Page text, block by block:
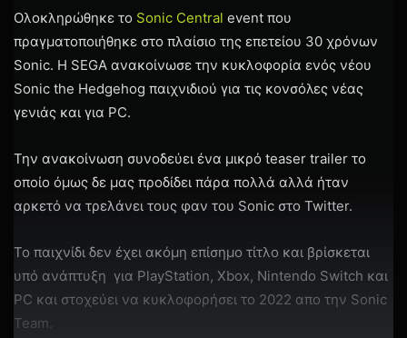
Ολοκληρώθηκε το Sonic Central event που
πραγματοποιήθηκε στο πλαίσιο της επετείου 30 χρόνων
Sonic. H SEGA ανακοίνωσε την κυκλοφορία ενός νέου
Sonic the Hedgehog παιχνιδιού για τις κονσόλες νέας
γενιάς και για PC.
Την ανακοίνωση συνοδεύει ένα μικρό teaser trailer το
οποίο όμως δε μας προδίδει πάρα πολλά αλλά ήταν
αρκετό να τρελάνει τους φαν του Sonic στο Twitter.
Το παιχνίδι δεν έχει ακόμη επίσημο τίτλο και βρίσκεται
υπό ανάπτυξη για PlayStation, Xbox, Nintendo Switch και
PC και στοχεύει να κυκλοφορήσει το 2022 απο την Sonic
Team.